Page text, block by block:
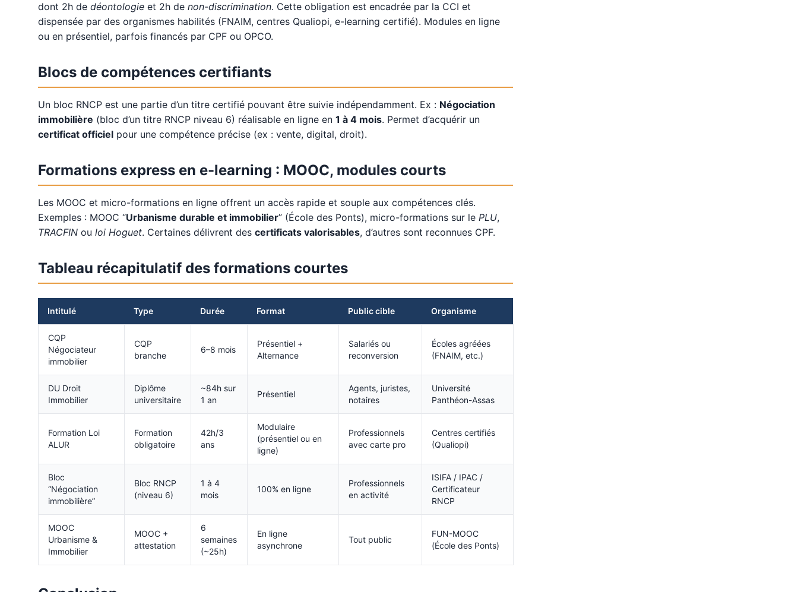
dont 2h de déontologie et 2h de non-discrimination. Cette obligation est encadrée par la CCI et
dispensée par des organismes habilités (FNAIM, centres Qualiopi, e-learning certifié). Modules en ligne
ou en présentiel, parfois financés par CPF ou OPCO.
Blocs de compétences certifiants
Un bloc RNCP est une partie d’un titre certifié pouvant être suivie indépendamment. Ex : Négociation
immobilière (bloc d’un titre RNCP niveau 6) réalisable en ligne en 1 à 4 mois. Permet d’acquérir un
certificat officiel pour une compétence précise (ex : vente, digital, droit).
Formations express en e-learning : MOOC, modules courts
Les MOOC et micro-formations en ligne offrent un accès rapide et souple aux compétences clés.
Exemples : MOOC “Urbanisme durable et immobilier” (École des Ponts), micro-formations sur le PLU,
TRACFIN ou loi Hoguet. Certaines délivrent des certificats valorisables, d’autres sont reconnues CPF.
Tableau récapitulatif des formations courtes
Intitulé Type Durée Format Public cible Organisme
CQP
Négociateur
immobilier
CQP
branche
6–8 mois
Présentiel +
Alternance
Salariés ou
reconversion
Écoles agréées
(FNAIM, etc.)
DU Droit
Immobilier
Diplôme
universitaire
~84h sur
1 an
Présentiel
Agents, juristes,
notaires
Université
Panthéon-Assas
Formation Loi
ALUR
Formation
obligatoire
42h/3
ans
Modulaire
(présentiel ou en
ligne)
Professionnels
avec carte pro
Centres certifiés
(Qualiopi)
Bloc
“Négociation
immobilière”
Bloc RNCP
(niveau 6)
1 à 4
mois
100% en ligne
Professionnels
en activité
ISIFA / IPAC /
Certificateur
RNCP
MOOC
Urbanisme &
Immobilier
MOOC +
attestation
6
semaines
(~25h)
En ligne
asynchrone
Tout public
FUN-MOOC
(École des Ponts)